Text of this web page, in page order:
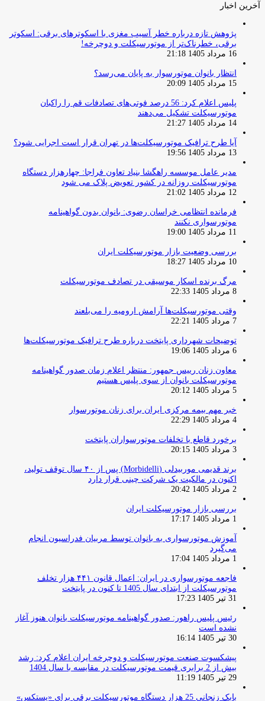
آخرین اخبار
پژوهش تازه درباره خطر آسیب مغزی با اسکوترهای برقی: اسکوتر
برقی، خطرناک‌تر از موتورسیکلت و دوچرخه!
16 مرداد 1405 21:18
انتظار بانوان موتورسوار به پایان می‌رسد؟
15 مرداد 1405 20:09
پلیس اعلام کرد: 56 درصد فوتی‌های تصادفات قم را راکبان
موتورسیکلت تشکیل می‌دهند
14 مرداد 1405 21:27
آیا طرح ترافیک موتورسیکلت‌ها در تهران قرار است اجرایی شود؟
13 مرداد 1405 19:56
مدیر عامل موسسه راهگشا بنیاد تعاون فراجا: چهارهزار دستگاه
موتورسیکلت روزانه در کشور تعویض پلاک می شود
12 مرداد 1405 21:02
فرمانده انتظامی خراسان رضوی: بانوان بدون گواهینامه
موتورسواری نکنند
11 مرداد 1405 19:00
بررسی وضعیت بازار موتورسیکلت ایران
10 مرداد 1405 18:27
مرگ برنده اسکار موسیقی در تصادف موتورسیکلت
8 مرداد 1405 22:33
وقتی موتورسیکلت‌ها آرامش ارومیه را می‌بلعند
7 مرداد 1405 22:21
توضیحات شهرداری پایتخت درباره طرح ترافیک موتورسیکلت‌ها
6 مرداد 1405 19:06
معاون زنان رییس جمهور: منتظر اعلام زمان صدور گواهینامه
موتورسیکلت بانوان از سوی پلیس هستیم
5 مرداد 1405 20:12
خبر مهم بیمه مرکزی ایران برای زنان موتورسوار
4 مرداد 1405 22:29
برخورد قاطع با تخلفات موتورسواران پایتخت
3 مرداد 1405 20:15
برند قدیمی موربیدلی (Morbidelli) پس از ۴۰ سال توقف تولید،
اکنون در مالکیت یک شرکت چینی قرار دارد
2 مرداد 1405 20:42
بررسی بازار موتورسیکلت ایران
1 مرداد 1405 17:17
آموزش موتورسواری به بانوان توسط مربیان فدراسیون انجام
می‌گیرد
1 مرداد 1405 17:04
فاجعه موتورسواری در ایران: اعمال قانون ۴۴۱ هزار تخلف
موتورسیکلت از ابتدای سال 1405 تا کنون در پایتخت
31 تیر 1405 17:23
رئیس پلیس راهور: صدور گواهینامه موتورسیکلت بانوان هنوز آغاز
نشده است
30 تیر 1405 16:14
پیشکسوت صنعت موتورسیکلت و دوچرخه ایران اعلام کرد: رشد
بیش از 2 برابری قیمت موتورسیکلت در مقایسه با سال 1404
29 تیر 1405 11:19
بابک زنجانی 25 هزار دستگاه موتورسیکلت برقی برای «پستکس»